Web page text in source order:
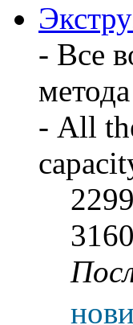
- Все
- All
2299